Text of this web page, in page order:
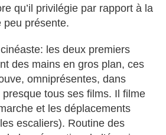
qu’il privilégie par rapport à la
peu présente.
les deux premiers
des mains en gros plan, ces
omniprésentes, dans
presque tous ses films. Il filme
et les déplacements
escaliers). Routine des